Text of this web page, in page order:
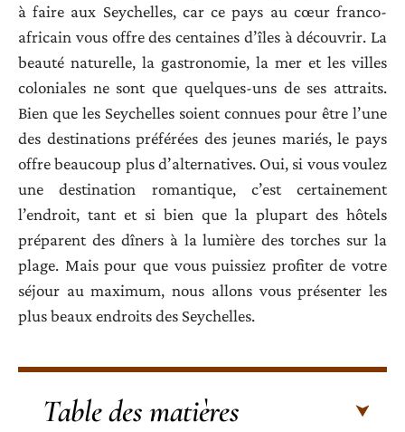
à faire aux Seychelles, car ce pays au cœur franco-
africain vous offre des centaines d’îles à découvrir. La
beauté naturelle, la gastronomie, la mer et les villes
coloniales ne sont que quelques-uns de ses attraits.
Bien que les Seychelles soient connues pour être l’une
des destinations préférées des jeunes mariés, le pays
offre beaucoup plus d’alternatives. Oui, si vous voulez
une destination romantique, c’est certainement
l’endroit, tant et si bien que la plupart des hôtels
préparent des dîners à la lumière des torches sur la
plage. Mais pour que vous puissiez profiter de votre
séjour au maximum, nous allons vous présenter les
plus beaux endroits des Seychelles.
Table des matières